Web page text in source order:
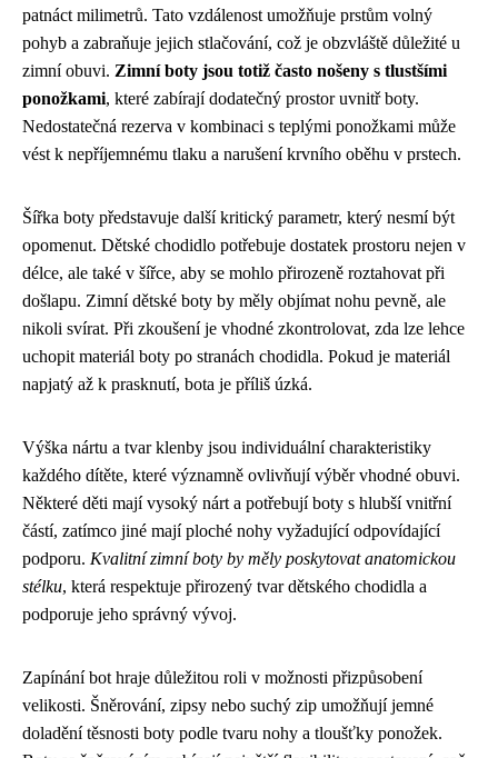
patnáct milimetrů. Tato vzdálenost umožňuje prstům volný
pohyb a zabraňuje jejich stlačování, což je obzvláště důležité u
zimní obuvi. Zimní boty jsou totiž často nošeny s tlustšími
ponožkami, které zabírají dodatečný prostor uvnitř boty.
Nedostatečná rezerva v kombinaci s teplými ponožkami může
vést k nepříjemnému tlaku a narušení krvního oběhu v prstech.
Šířka boty představuje další kritický parametr, který nesmí být
opomenut. Dětské chodidlo potřebuje dostatek prostoru nejen v
délce, ale také v šířce, aby se mohlo přirozeně roztahovat při
došlapu. Zimní dětské boty by měly objímat nohu pevně, ale
nikoli svírat. Při zkoušení je vhodné zkontrolovat, zda lze lehce
uchopit materiál boty po stranách chodidla. Pokud je materiál
napjatý až k prasknutí, bota je příliš úzká.
Výška nártu a tvar klenby jsou individuální charakteristiky
každého dítěte, které významně ovlivňují výběr vhodné obuvi.
Některé děti mají vysoký nárt a potřebují boty s hlubší vnitřní
částí, zatímco jiné mají ploché nohy vyžadující odpovídající
podporu. Kvalitní zimní boty by měly poskytovat anatomickou
stélku, která respektuje přirozený tvar dětského chodidla a
podporuje jeho správný vývoj.
Zapínání bot hraje důležitou roli v možnosti přizpůsobení
velikosti. Šněrování, zipsy nebo suchý zip umožňují jemné
doladění těsnosti boty podle tvaru nohy a tloušťky ponožek.